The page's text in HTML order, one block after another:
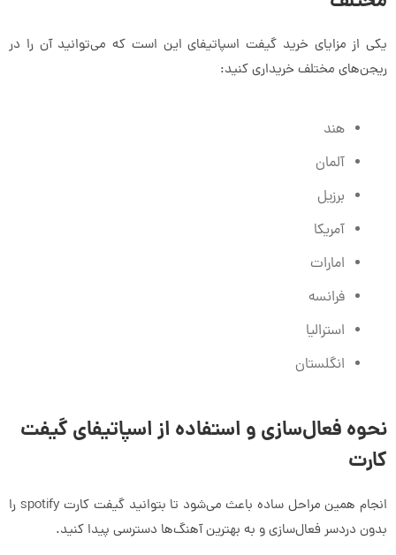
یکی از مزایای خرید گیفت اسپاتیفای این است که می‌توانید آن را در
ریجن‌های مختلف خریداری کنید:
هند
آلمان
برزیل
آمریکا
امارات
فرانسه
استرالیا
انگلستان
نحوه فعال‌سازی و استفاده از اسپاتیفای گیفت
کارت
انجام همین مراحل ساده باعث می‌شود تا بتوانید گیفت کارت spotify را
بدون دردسر فعال‌سازی و به بهترین آهنگ‌ها دسترسی پیدا کنید.